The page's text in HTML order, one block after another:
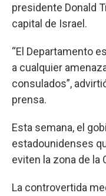
presidente Donald
capital de Israel.
“El Departamento
a cualquier
consulados”,
prensa.
Esta semana, el
estadounidenses
eviten la zona de la
La controvertida